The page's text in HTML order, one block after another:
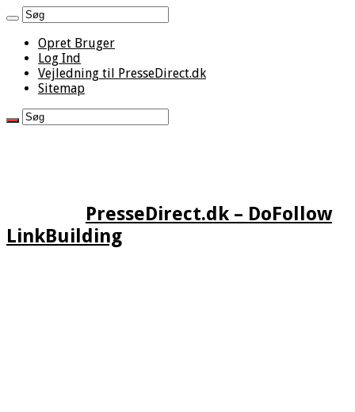
Opret Bruger
Log Ind
Vejledning til PresseDirect.dk
Sitemap
PresseDirect.dk – DoFollow
LinkBuilding